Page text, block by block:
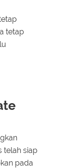
tetap
telah siap
pada